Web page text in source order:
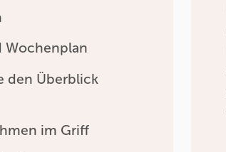
Wochenplan
den Überblick
im Griff